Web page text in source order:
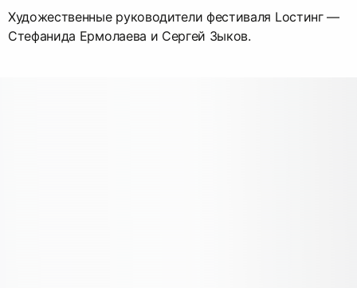
Художественные руководители фестиваля Lостинг —
Стефанида Ермолаева и Сергей Зыков.